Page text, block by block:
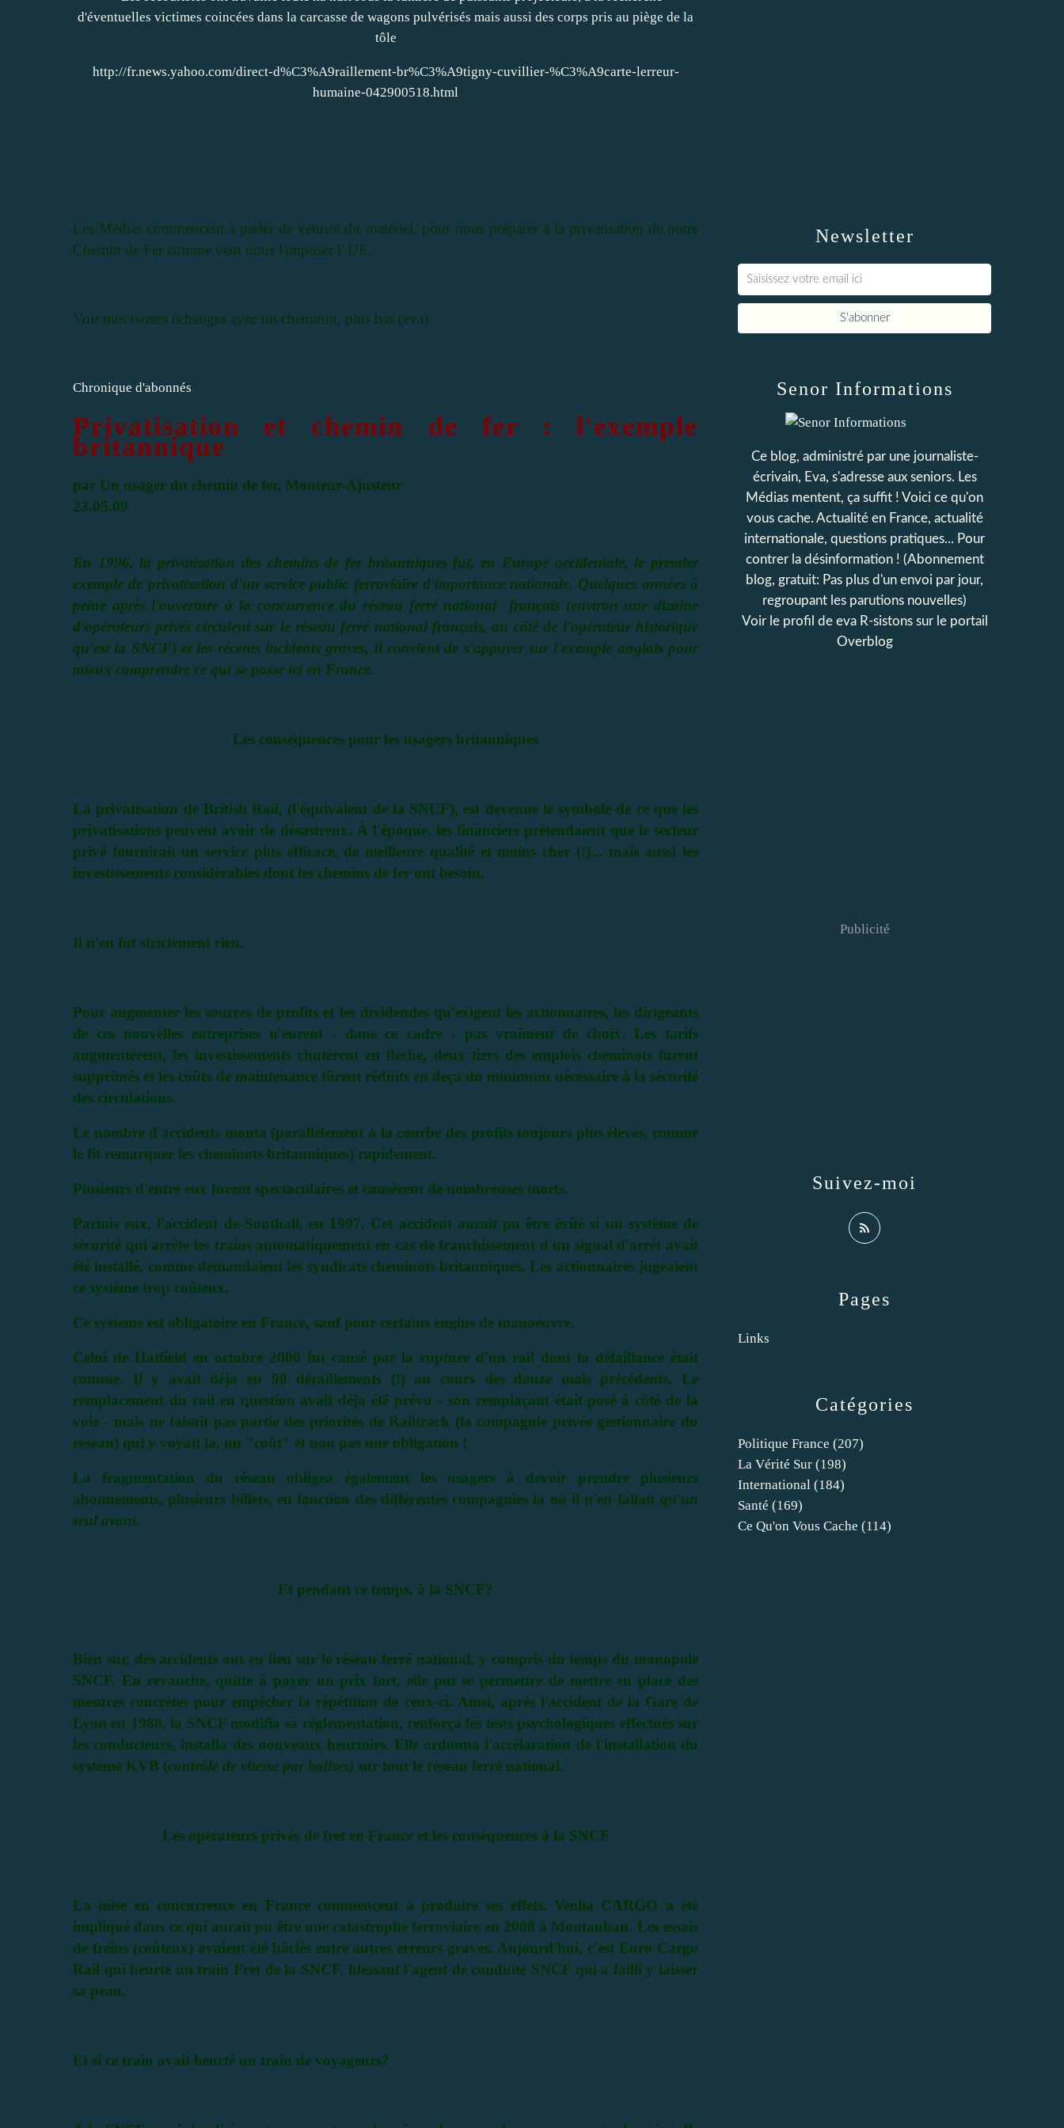
http://fr.news.yahoo.com/direct-d%C3%A9raillement-br%C3%A9tigny-cuvillier-%C3%A9carte-lerreur-
humaine-042900518.html
Les Médias commencent à parler de vétusté du matériel, pour nous préparer à la privatisation de notre
Chemin de Fer comme veut nous l'imposer l' UE.
Voir mes tweets échanges avec un cheminot, plus bas (eva)
Chronique d'abonnés
Privatisation et chemin de fer : l'exemple
britannique
par Un usager du chemin de fer, Monteur-Ajusteur
23.05.09
En 1996, la privatisation des chemins de fer britanniques fut, en Europe occidentale, le premier
exemple de privatisation d'un service public ferroviaire d'importance nationale. Quelques années à
peine après l'ouverture à la concurrence du réseau ferré national français (environ une dizaine
d'opérateurs privés circulent sur le réseau ferré national français, au côté de l'opérateur historique
qu'est la SNCF) et les récents incidents graves, il convient de s'appuyer sur l'exemple anglais pour
mieux comprendre ce qui se passe ici en France.
Les conséquences pour les usagers britanniques
La privatisation de British Rail, (l'équivalent de la SNCF), est devenue le symbole de ce que les
privatisations peuvent avoir de désastreux. À l'époque, les financiers prétendaient que le secteur
privé fournirait un service plus efficace, de meilleure qualité et moins cher (!)... mais aussi les
investissements considérables dont les chemins de fer ont besoin.
Il n'en fut strictement rien.
Pour augmenter les sources de profits et les dividendes qu'exigent les actionnaires, les dirigeants
de ces nouvelles entreprises n'eurent - dans ce cadre - pas vraiment de choix. Les tarifs
augmentèrent, les investissements chutèrent en flèche, deux tiers des emplois cheminots furent
supprimés et les coûts de maintenance fûrent réduits en deça du minimum nécessaire à la sécurité
des circulations.
Le nombre d'accidents monta (parallèlement à la courbe des profits toujours plus élevés, comme
le fit remarquer les cheminots britanniques) rapidement.
Plusieurs d'entre eux furent spectaculaires et causèrent de nombreuses morts.
Parmis eux, l'accident de Southall, en 1997. Cet accident aurait pu être évité si un système de
sécurité qui arrête les trains automatiquement en cas de franchissement d'un signal d'arrêt avait
été installé, comme demandaient les syndicats cheminots britanniques. Les actionnaires jugeaient
ce système trop coûteux.
Ce système est obligatoire en France, sauf pour certains engins de manoeuvre.
Celui de Hatfield en octobre 2000 fut causé par la rupture d'un rail dont la défaillance était
connue. Il y avait déja eu 90 déraillements (!) au cours des douze mois précédents. Le
remplacement du rail en question avait déja été prévu - son remplaçant était posé à côté de la
voie - mais ne faisait pas partie des priorités de Railtrack (la compagnie privée gestionnaire du
réseau) qui y voyait la, un "coût" et non pas une obligation !
La fragmentation du réseau obligea également les usagers à devoir prendre plusieurs
abonnements, plusieurs billets, en fonction des différentes compagnies la où il n'en fallait qu'un
seul avant.
Et pendant ce temps, à la SNCF?
Bien sur, des accidents ont eu lieu sur le réseau ferré national, y compris du temps du monopole
SNCF. En revanche, quitte à payer un prix fort, elle put se permettre de mettre en place des
mesures concrètes pour empêcher la répétition de ceux-ci. Ainsi, après l'accident de la Gare de
Lyon en 1988, la SNCF modifia sa réglementation, renforça les tests psychologiques effectués sur
les conducteurs, installa des nouveaux heurtoirs. Elle ordonna l'accélaration de l'installation du
système KVB (contrôle de vitesse par balises) sur tout le réseau ferré national.
Les opérateurs privés de fret en France et les conséquences à la SNCF
La mise en concurrence en France commencent à produire ses effets. Veolia CARGO a été
impliqué dans ce qui aurait pu être une catastrophe ferroviaire en 2008 à Montauban. Les essais
de freins (coûteux) avaient été bâclés entre autres erreurs graves. Aujourd'hui, c'est Euro Cargo
Rail qui heurte un train Fret de la SNCF, blessant l'agent de conduite SNCF qui a failli y laisser
sa peau.
Et si ce train avait heurté un train de voyageurs?
Newsletter
Catégories
Politique France (207)
La Vérité Sur (198)
International (184)
Santé (169)
Ce Qu'on Vous Cache (114)
Pages
Links
Senor Informations
Ce blog, administré par une journaliste-
écrivain, Eva, s'adresse aux seniors. Les
Médias mentent, ça suffit ! Voici ce qu'on
vous cache. Actualité en France, actualité
internationale, questions pratiques... Pour
contrer la désinformation ! (Abonnement
blog, gratuit: Pas plus d'un envoi par jour,
regroupant les parutions nouvelles)
Voir le profil de eva R-sistonssur le portail
Overblog
Suivez-moi
Publicité